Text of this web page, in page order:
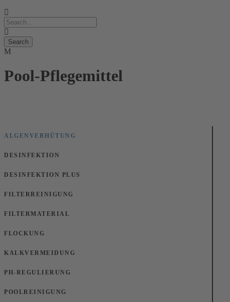
Pool-Pflegemittel
ALGENVERHÜTUNG
DESINFEKTION
DESINFEKTION PLUS
FILTERREINIGUNG
FILTERMATERIAL
FLOCKUNG
KALKVERMEIDUNG
PH-REGULIERUNG
POOLREINIGUNG